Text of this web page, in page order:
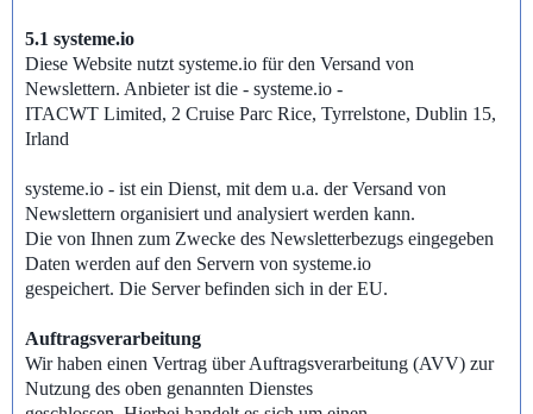
5.1 systeme.io
Diese Website nutzt systeme.io für den Versand von
Newslettern. Anbieter ist die - systeme.io -
ITACWT Limited, 2 Cruise Parc Rice, Tyrrelstone, Dublin 15,
Irland
systeme.io - ist ein Dienst, mit dem u.a. der Versand von
Newslettern organisiert und analysiert werden kann.
Die von Ihnen zum Zwecke des Newsletterbezugs eingegeben
Daten werden auf den Servern von systeme.io
gespeichert. Die Server befinden sich in der EU.
Auftragsverarbeitung
Wir haben einen Vertrag über Auftragsverarbeitung (AVV) zur
Nutzung des oben genannten Dienstes